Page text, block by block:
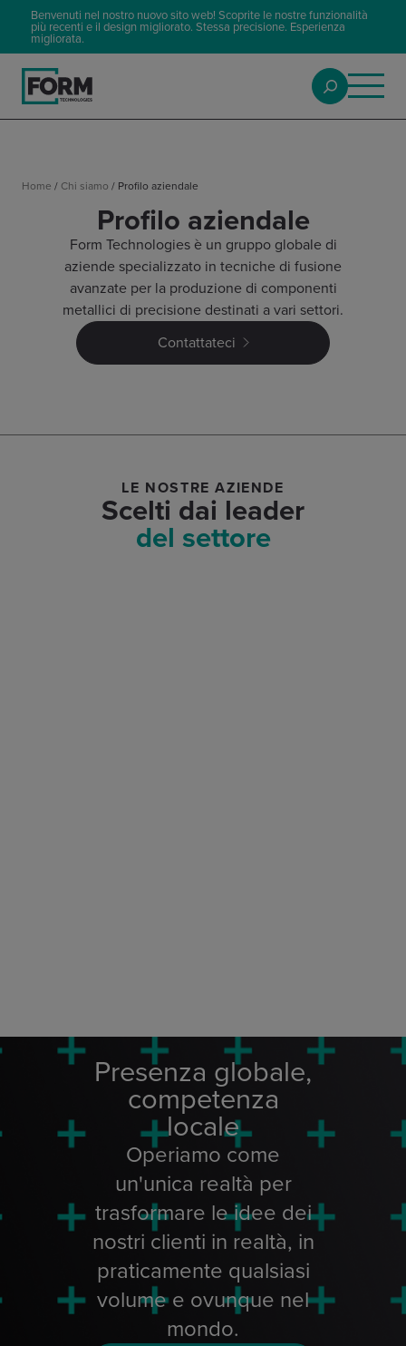
Benvenuti nel nostro nuovo sito web! Scoprite le nostre funzionalità
più recenti e il design migliorato. Stessa precisione. Esperienza
migliorata.
Home / Chi siamo / Profilo aziendale
Profilo aziendale
Form Technologies è un gruppo globale di
aziende specializzato in tecniche di fusione
avanzate per la produzione di componenti
metallici di precisione destinati a vari settori.
Contattateci
LE NOSTRE AZIENDE
Scelti dai leader
del settore
Presenza globale,
competenza
locale
Operiamo come
un'unica realtà per
trasformare le idee dei
nostri clienti in realtà, in
praticamente qualsiasi
volume e ovunque nel
mondo.